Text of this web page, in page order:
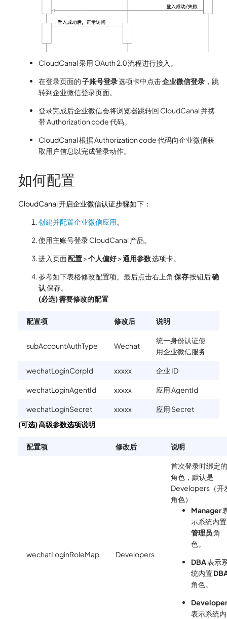
CloudCanal 采用 OAuth 2.0 流程进行接入。
在登录页面的子账号登录选项卡中点击企业微信登录 ，跳
转到企业微信登录页面。
登录完成后企业微信会将浏览器跳转回 CloudCanal 并携
带 Authorization code 代码。
CloudCanal 根据 Authorization code 代码向企业微信获
取用户信息以完成登录动作。
如何配置
CloudCanal 开启企业微信认证步骤如下：
创建并配置企业微信应用。
使用主账号登录 CloudCanal 产品。
进入页面配置>个人偏好>通用参数选项卡。
参考如下表格修改配置项。最后点击右上角 保存按钮后确
认保存。
(必选) 需要修改的配置
配置项 修改后 说明
subAccountAuthType Wechat
统一身份认证使
用企业微信服务
wechatLoginCorpId xxxxx 企业 ID
wechatLoginAgentId xxxxx 应用 AgentId
wechatLoginSecret xxxxx
应用 Secret
(可选) 高级参数选项说明
配置项 修改后 说明
wechatLoginRoleMap Developers
首次登录时绑定的
角色，默认是
Developers（开
角色）
Manager
示系统内置
管理员角
色。
DBA表示
统内置
角色。
表示系统内